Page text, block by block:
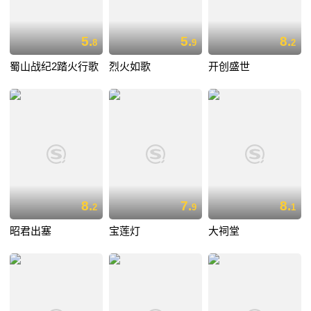
5.8
蜀山战纪2踏火行歌
5.9
烈火如歌
8.2
开创盛世
8.2
昭君出塞
7.9
宝莲灯
8.1
大祠堂